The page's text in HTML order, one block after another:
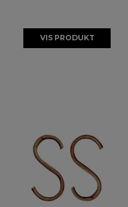
VIS PRODUKT